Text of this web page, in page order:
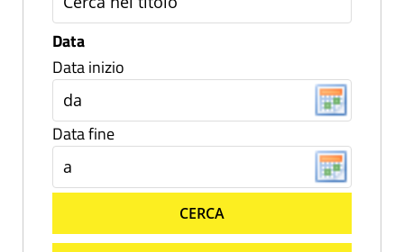
Data
Data inizio
Data fine
CERCA